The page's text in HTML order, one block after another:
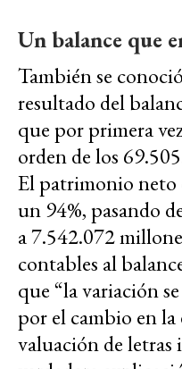
Un balance que
También se
resultado del
que por primera
orden de los
El patrimonio neto
un 94%, pasando
a 7.542.072
contables al
que “la variación
por el cambio en
valuación de letras